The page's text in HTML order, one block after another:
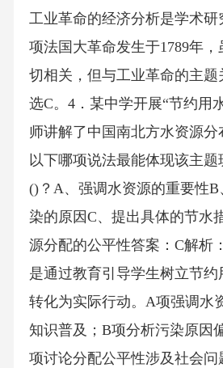
工业革命的经济分析是学术研
项法国大革命发生于1789年
切相关，但与工业革命的主题
选C。4．某中学开展“节约用
师讲解了中国南北方水资源分
以下哪项说法最能体现该主题
()？A、强调水资源的重要性
染的原因C、提出具体的节水
源分配的公平性答案：C解析
是通过教育引导学生树立节
转化为实际行动。A项强调水
知识普及；B项分析污染原因
项讨论分配公平性涉及社会问